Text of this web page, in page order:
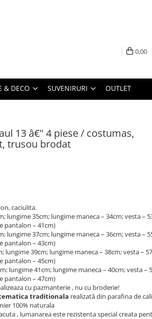
0,00
& DECO SUVENIRURI OUTLET
13 â€" 4 piese / costumas,
trusou brodat
caciulita.
lungime 35cm; lungime maneca – 34cm; vesta –
pantalon – 41cm)
lungime 37cm; lungime maneca – 36cm; vesta –
pantalon – 43cm)
lungime 39cm; lungime maneca – 38cm; vesta –
pantalon – 45cm)
lungime 41cm; lungime maneca – 40cm; vesta –
pantalon – 47cm)
cu pazmanterie , nu cu broderie!
traditionala realizată din parafina de
100% naturala
, lumanarea este rezistenta special creata